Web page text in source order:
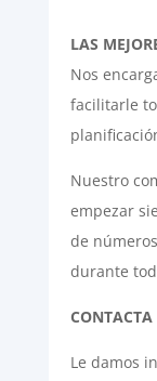
LAS
Nos
facilitarle
Nuestro
empezar
de
durante
CONTACTA
Le damos